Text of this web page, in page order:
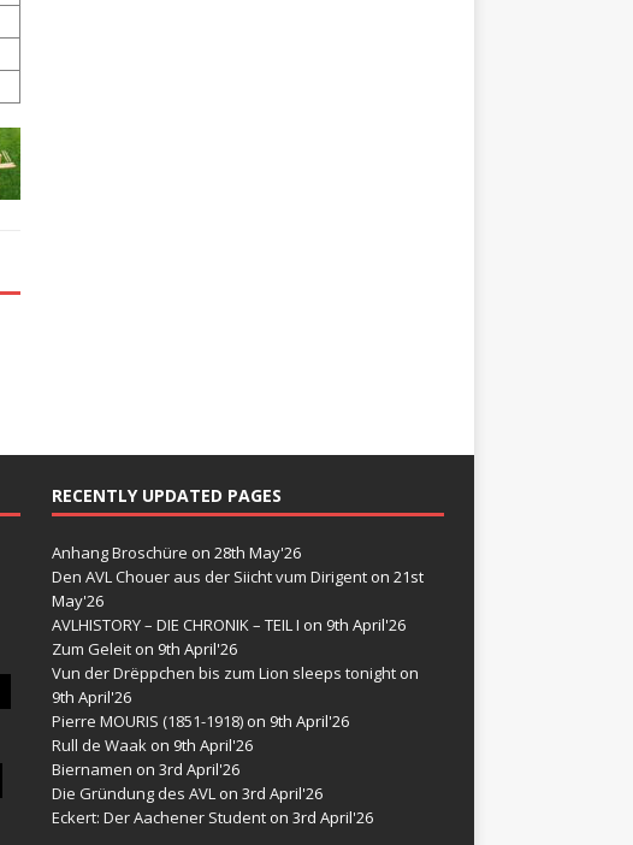
RECENTLY UPDATED PAGES
Anhang Broschüre on 28th May'26
Den AVL Chouer aus der Siicht vum Dirigenton 21st
May'26
AVLHISTORY – DIE CHRONIK – TEIL I on 9th April'26
Zum Geleiton 9th April'26
Vun der Drëppchen bis zum Lion sleeps tonighton
9th April'26
Pierre MOURIS (1851-1918)on 9th April'26
Rull de Waakon 9th April'26
Biernamen on 3rd April'26
Die Gründung des AVLon 3rd April'26
Eckert: Der Aachener Studenton 3rd April'26